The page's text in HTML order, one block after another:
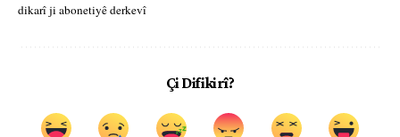
dikarî ji abonetiyê derkevî
Çi Difikirî?